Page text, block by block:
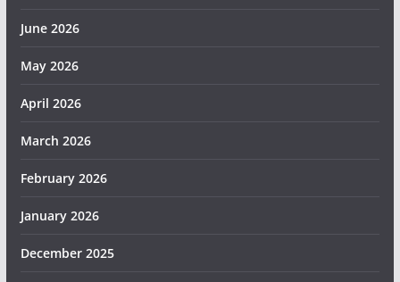
June 2026
May 2026
April 2026
March 2026
February 2026
January 2026
December 2025